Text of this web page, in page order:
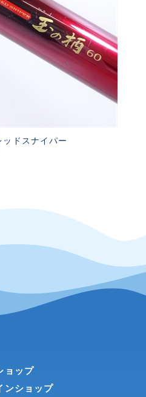
ドスナイパー
ョップ
ンショップ